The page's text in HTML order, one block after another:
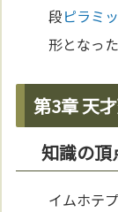
段ピラミ
形となっ
第3章 天
知識の頂
イムホテプ